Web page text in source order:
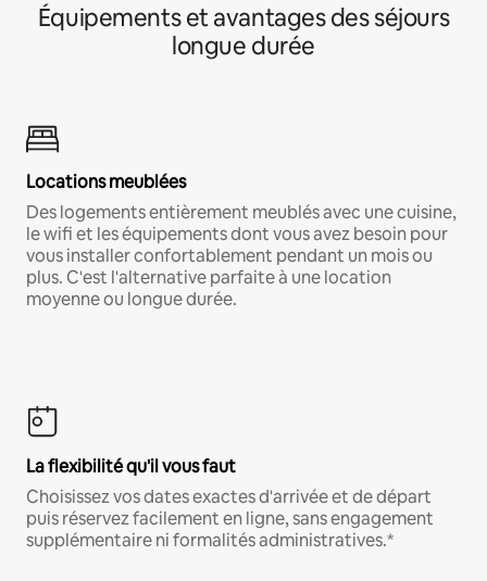
Équipements et avantages des séjours
longue durée
Locations meublées
Des logements entièrement meublés avec une cuisine,
le wifi et les équipements dont vous avez besoin pour
vous installer confortablement pendant un mois ou
plus. C'est l'alternative parfaite à une location
moyenne ou longue durée.
La flexibilité qu'il vous faut
Choisissez vos dates exactes d'arrivée et de départ
puis réservez facilement en ligne, sans engagement
supplémentaire ni formalités administratives.*